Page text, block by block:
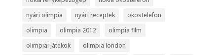
nyári olimpia
nyári receptek
okostelefon
olimpia
olimpia 2012
olimpia film
olimpiai játékok
olimpia london